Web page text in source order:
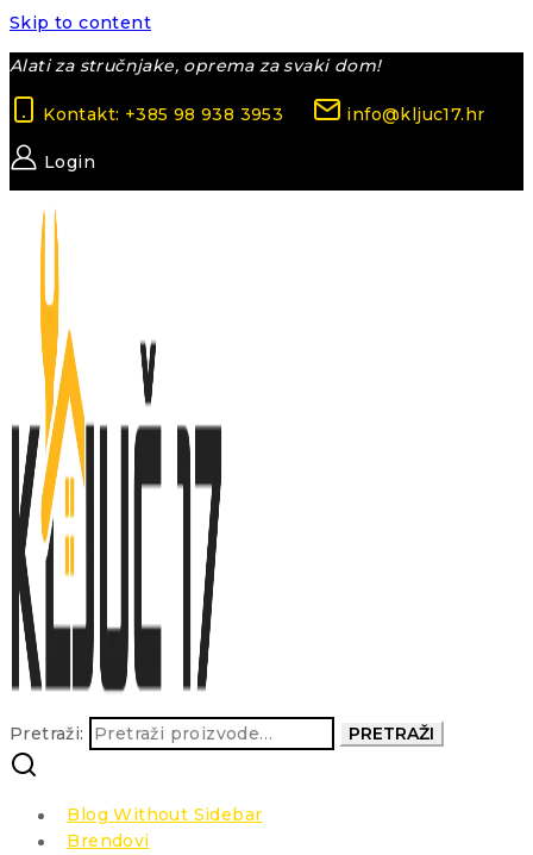
Skip to content
Alati za stručnjake, oprema za svaki dom!
Kontakt: +385 98 938 3953 info@kljuc17.hr
Login
Pretraži: PRETRAŽI
Blog Without Sidebar
Brendovi